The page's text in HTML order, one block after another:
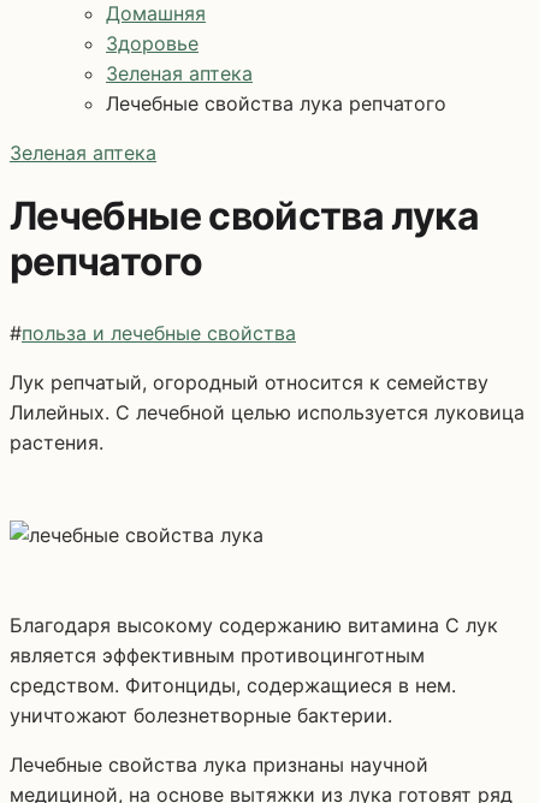
Домашняя
Здоровье
Зеленая аптека
Лечебные свойства лука репчатого
Зеленая аптека
Лечебные свойства лука
репчатого
#польза и лечебные свойства
Лук репчатый, огородный относится к семейству
Лилейных. С лечебной целью используется луковица
растения.
Благодаря высокому содержанию витамина С лук
является эффективным противоцинготным
средством. Фитонциды, содержащиеся в нем.
уничтожают болезнетворные бактерии.
Лечебные свойства лука признаны научной
медициной, на основе вытяжки из лука готовят ряд